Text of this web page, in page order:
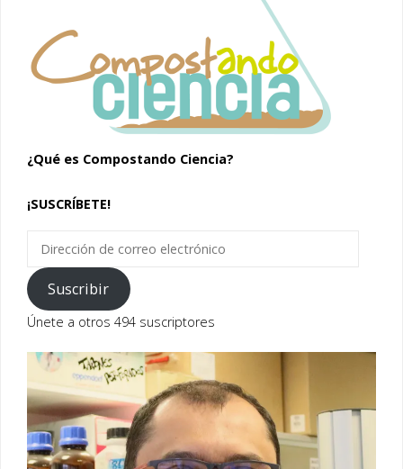
¿Qué es Compostando Ciencia?
¡SUSCRÍBETE!
Dirección
correo
electrónico
Suscribir
Únete a otros 494 suscriptores